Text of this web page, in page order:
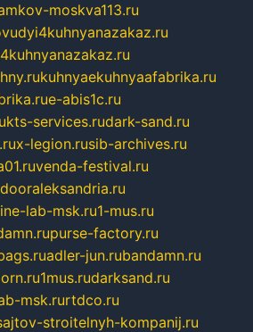
moskva113.ru
kuhnyaekuhnyaafabrika.ru
e-abis1c.ru
kts-services.rudark-sand.ru
x-legion.rusib-archives.ru
venda-festival.ru
dooraleksandria.ru
lab-msk.ru1-mus.ru
purse-factory.ru
adler-jun.rubandamn.ru
1mus.rudarksand.ru
msk.rurtdco.ru
stroitelnyh-kompanij.ru